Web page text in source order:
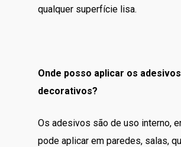
qualquer superfície lisa.
Onde posso aplicar os adesivos
decorativos?
Os adesivos são de uso interno,
pode aplicar em paredes, salas,